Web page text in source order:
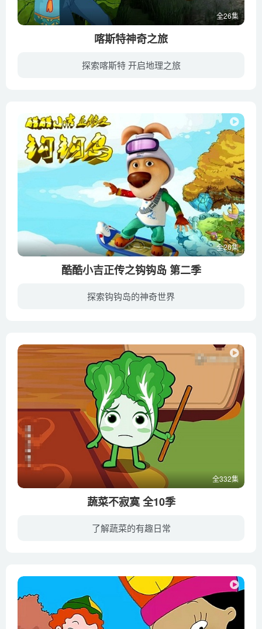
全26集
喀斯特神奇之旅
探索喀斯特 开启地理之旅
全26集
酷酷小吉正传之钩钩岛 第二季
探索钩钩岛的神奇世界
全332集
蔬菜不寂寞 全10季
了解蔬菜的有趣日常